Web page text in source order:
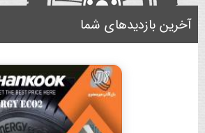
آخرین بازدیدهای شما